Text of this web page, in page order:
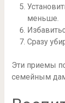
меньше.
Сразу
Эти приемы
семейным